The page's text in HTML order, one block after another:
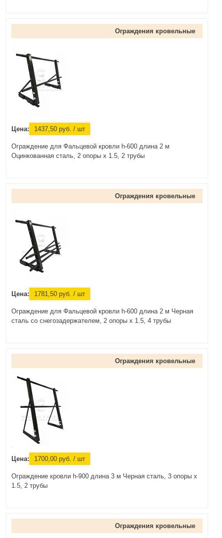
Ограждения кровельные
Цена: 1437,50 руб. / шт
Ограждение для Фальцевой кровли h-600 длина 2 м
Оцинкованная сталь, 2 опоры х 1.5, 2 трубы
Ограждения кровельные
Цена: 1781,50 руб. / шт
Ограждение для Фальцевой кровли h-600 длина 2 м Черная
сталь со снегозадержателем, 2 опоры х 1.5, 4 трубы
Ограждения кровельные
Цена: 1700,00 руб. / шт
Ограждение кровли h-900 длина 3 м Черная сталь, 3 опоры х
1.5, 2 трубы
Ограждения кровельные